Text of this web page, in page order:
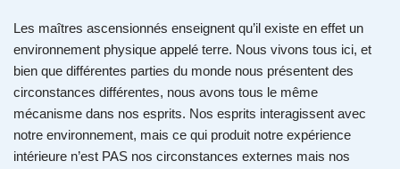
Les maîtres ascensionnés enseignent qu’il existe en effet un
environnement physique appelé terre. Nous vivons tous ici, et
bien que différentes parties du monde nous présentent des
circonstances différentes, nous avons tous le même
mécanisme dans nos esprits. Nos esprits interagissent avec
notre environnement, mais ce qui produit notre expérience
intérieure n’est PAS nos circonstances externes mais nos